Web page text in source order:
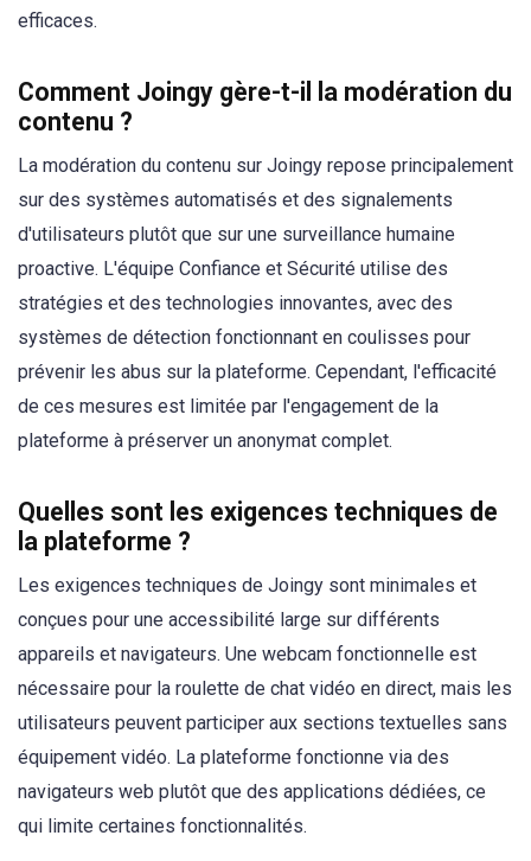
efficaces.
Comment Joingy gère-t-il la modération du
contenu ?
La modération du contenu sur Joingy repose principalement
sur des systèmes automatisés et des signalements
d'utilisateurs plutôt que sur une surveillance humaine
proactive. L'équipe Confiance et Sécurité utilise des
stratégies et des technologies innovantes, avec des
systèmes de détection fonctionnant en coulisses pour
prévenir les abus sur la plateforme. Cependant, l'efficacité
de ces mesures est limitée par l'engagement de la
plateforme à préserver un anonymat complet.
Quelles sont les exigences techniques de
la plateforme ?
Les exigences techniques de Joingy sont minimales et
conçues pour une accessibilité large sur différents
appareils et navigateurs. Une webcam fonctionnelle est
nécessaire pour la roulette de chat vidéo en direct, mais les
utilisateurs peuvent participer aux sections textuelles sans
équipement vidéo. La plateforme fonctionne via des
navigateurs web plutôt que des applications dédiées, ce
qui limite certaines fonctionnalités.